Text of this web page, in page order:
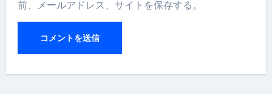
前、メールアドレス、サイトを保存する。